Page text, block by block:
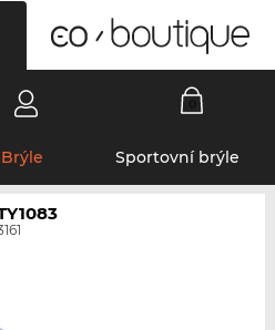
Brýle Sportovní brýle